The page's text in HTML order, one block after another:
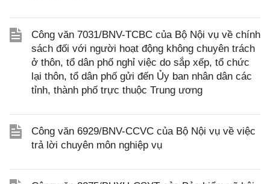
Công văn 7031/BNV-TCBC của Bộ Nội vụ về chính
sách đối với người hoạt động không chuyên trách
ở thôn, tổ dân phố nghỉ việc do sắp xếp, tổ chức
lại thôn, tổ dân phố gửi đến Ủy ban nhân dân các
tỉnh, thành phố trực thuộc Trung ương
Công văn 6929/BNV-CCVC của Bộ Nội vụ về việc
trả lời chuyên môn nghiệp vụ